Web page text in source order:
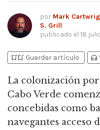
por Mark
S. Grill
publicado el 18
bookmark_addbookmark_added Guardar artículo headphones
La colonización
Cabo Verde
concebidas como
navegantes acceso